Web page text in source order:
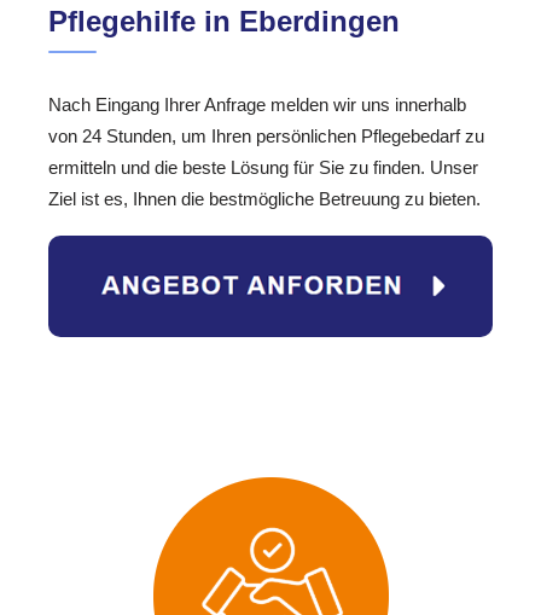
Pflegehilfe in Eberdingen
Nach Eingang Ihrer Anfrage melden wir uns innerhalb
von 24 Stunden, um Ihren persönlichen Pflegebedarf zu
ermitteln und die beste Lösung für Sie zu finden. Unser
Ziel ist es, Ihnen die bestmögliche Betreuung zu bieten.